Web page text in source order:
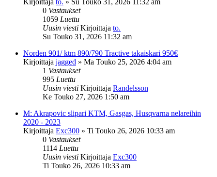
0 Vastaukset
1059 Luettu
Uusin viesti Kirjoittaja to.
Su Touko 31, 2026 11:32 am
Norden 901/ ktm 890/790 Tractive takaiskari 950€
Kirjoittaja jagged » Ma Touko 25, 2026 4:04 am
1 Vastaukset
995 Luettu
Uusin viesti Kirjoittaja Randelsson
Ke Touko 27, 2026 1:50 am
M: Akrapovic slipari KTM, Gasgas, Husqvarna nelareihin
2020 - 2023
Kirjoittaja Exc300 » Ti Touko 26, 2026 10:33 am
0 Vastaukset
1114 Luettu
Uusin viesti Kirjoittaja Exc300
Ti Touko 26, 2026 10:33 am